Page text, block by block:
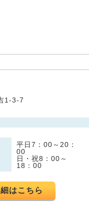
1-3-7
平日7：00～20：
00
日・祝8：00～
18：00
はこちら